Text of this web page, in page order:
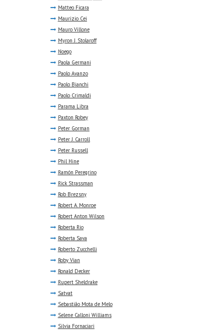
Matteo Ficara
Maurizio Cei
Mauro Villone
Myron J. Stolaroff
Noego
Paola Germani
Paolo Avanzo
Paolo Bianchi
Paolo Crimaldi
Parama Libra
Paxton Robey
Peter Gorman
Peter J. Carroll
Peter Russell
Phil Hine
Ramón Peregrino
Rick Strassman
Rob Brezsny
Robert A. Monroe
Robert Anton Wilson
Roberta Rio
Roberta Sava
Roberto Zucchelli
Roby Vian
Ronald Decker
Rupert Sheldrake
Satvat
Sebastião Mota de Melo
Selene Calloni Williams
Silvia Fornaciari